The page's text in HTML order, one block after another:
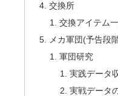
交換所
交換アイテム
メカ軍団(予告段
軍団研究
実践データ
実戦データ